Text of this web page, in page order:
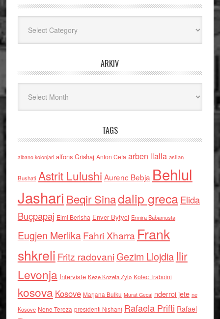
ARKIV
TAGS
albano kolonjari alfons Grishaj Anton Cefa arben llalla asllan
Bushati Astrit Lulushi Aurenc Bebja Behlul
Jashari Beqir Sinadalip grecaElida
Buçpapaj Elmi Berisha Enver Bytyci Ermira Babamusta
Eugjen MerlikaFahri Xharra Frank
shkreli Fritz radovaniGezim Llojdia Ilir
Levonja Interviste Keze Kozeta Zylo Kolec Traboini
kosova Kosove Marjana Bulku Murat Gecaj nderroi jete ne
Kosove Nene Tereza presidenti Nishani Rafaela Prifti Rafael